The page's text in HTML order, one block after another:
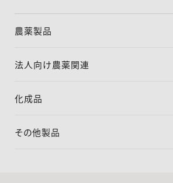
農薬製品
法人向け農薬関連
化成品
その他製品